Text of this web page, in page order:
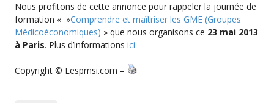
Nous profitons de cette annonce pour rappeler la journée de
formation « »Comprendre et maîtriser les GME (Groupes
Médicoéconomiques) » que nous organisons ce 23 mai 2013
à Paris. Plus d’informations ici
Copyright © Lespmsi.com –